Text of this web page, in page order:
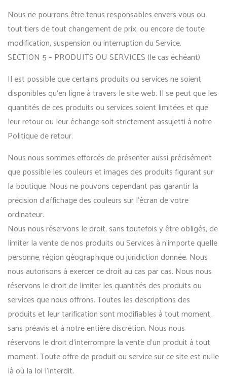
Nous ne pourrons être tenus responsables envers vous ou
tout tiers de tout changement de prix, ou encore de toute
modification, suspension ou interruption du Service.
SECTION 5 – PRODUITS OU SERVICES (le cas échéant)
Il est possible que certains produits ou services ne soient
disponibles qu’en ligne à travers le site web. Il se peut que les
quantités de ces produits ou services soient limitées et que
leur retour ou leur échange soit strictement assujetti à notre
Politique de retour.
Nous nous sommes efforcés de présenter aussi précisément
que possible les couleurs et images des produits figurant sur
la boutique. Nous ne pouvons cependant pas garantir la
précision d’affichage des couleurs sur l’écran de votre
ordinateur.
Nous nous réservons le droit, sans toutefois y être obligés, de
limiter la vente de nos produits ou Services à n’importe quelle
personne, région géographique ou juridiction donnée. Nous
nous autorisons à exercer ce droit au cas par cas. Nous nous
réservons le droit de limiter les quantités des produits ou
services que nous offrons. Toutes les descriptions des
produits et leur tarification sont modifiables à tout moment,
sans préavis et à notre entière discrétion. Nous nous
réservons le droit d’interrompre la vente d’un produit à tout
moment. Toute offre de produit ou service sur ce site est nulle
là où la loi l’interdit.